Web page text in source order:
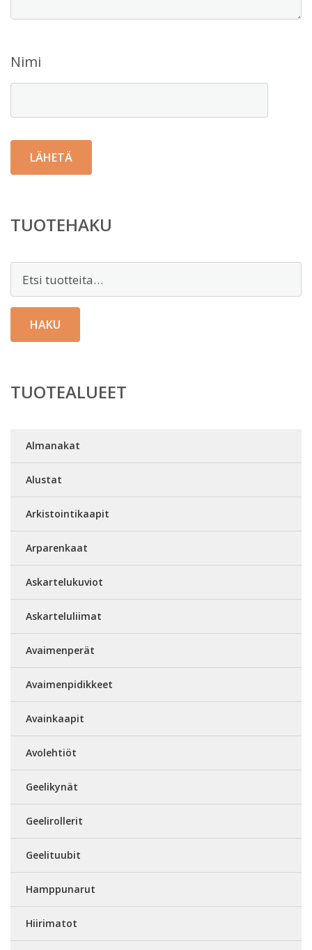
Nimi
TUOTEHAKU
HAKU
TUOTEALUEET
Almanakat
Alustat
Arkistointikaapit
Arparenkaat
Askartelukuviot
Askarteluliimat
Avaimenperät
Avaimenpidikkeet
Avainkaapit
Avolehtiöt
Geelikynät
Geelirollerit
Geelituubit
Hamppunarut
Hiirimatot